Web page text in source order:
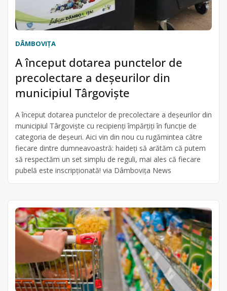
DÂMBOVIŢA
A început dotarea punctelor de
precolectare a deșeurilor din
municipiul Târgoviște
A început dotarea punctelor de precolectare a deșeurilor din
municipiul Târgoviște cu recipienți împărțiți în funcție de
categoria de deșeuri. Aici vin din nou cu rugămintea către
fiecare dintre dumneavoastră: haideți să arătăm că putem
să respectăm un set simplu de reguli, mai ales că fiecare
pubelă este inscripționată! via Dâmbovița News